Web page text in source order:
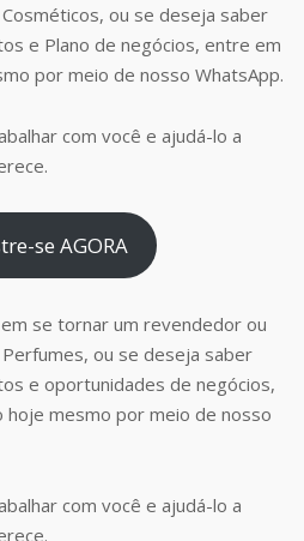
ou se deseja saber
e Plano de negócios, entre em
por meio de nosso WhatsApp.
com você e ajudá-lo a
se AGORA
se tornar um revendedor ou
ou se deseja saber
e oportunidades de negócios,
mesmo por meio de nosso
com você e ajudá-lo a